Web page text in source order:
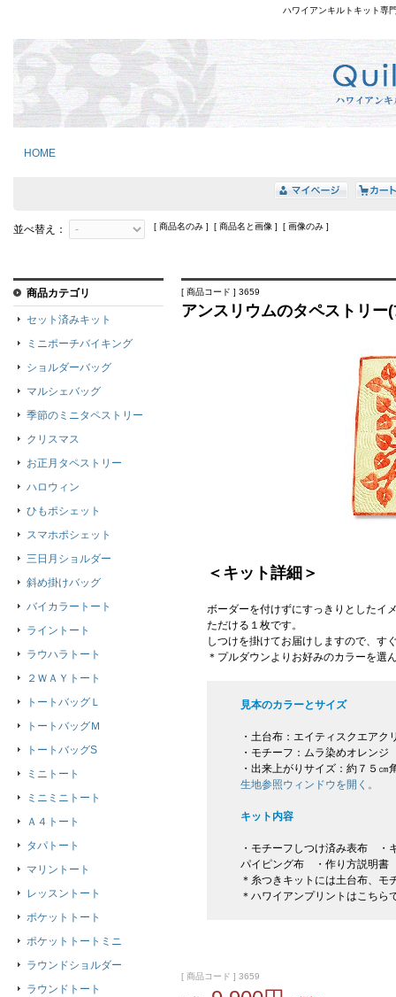
ハワイアンキルトキット専
HOME
並べ替え： [ 商品名のみ ] [ 商品名と画像 ] [ 画像のみ ]
[ 商品コード ] 3659
アンスリウムのタペストリー
＜キット詳細＞
ボーダーを付けずにすっきりとしたイ
ただける１枚です。
しつけを掛けてお届けしますので、す
＊プルダウンよりお好みのカラーを選
見本のカラーとサイズ
・土台布：エイティスクエアク
・モチーフ：ムラ染めオレンジ
・出来上がりサイズ：約７５㎝
生地参照ウィンドウを開く。
キット内容
・モチーフしつけ済み表布
パイピング布 ・作り方説明書
＊糸つきキットには土台布、モ
＊ハワイアンプリントはこちら
[ 商品コード ] 3659
商品カテゴリ
セット済みキット
ミニポーチバイキング
ショルダーバッグ
マルシェバッグ
季節のミニタペストリー
クリスマス
お正月タペストリー
ハロウィン
ひもポシェット
スマホポシェット
三日月ショルダー
斜め掛けバッグ
バイカラートート
ライントート
ラウハラトート
２ＷＡＹトート
トートバッグＬ
トートバッグＭ
トートバッグS
ミニトート
ミニミニトート
Ａ４トート
タパトート
マリントート
レッスントート
ポケットトート
ポケットトートミニ
ラウンドショルダー
ラウンドトート